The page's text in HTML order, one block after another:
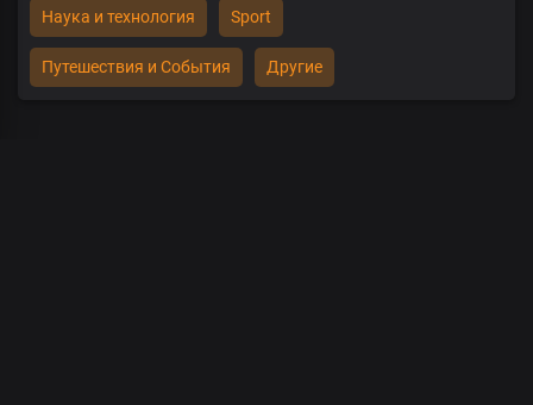
Наука и технология Sport
Путешествия и События Другие